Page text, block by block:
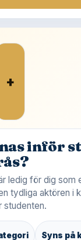
+
inför
ledig för dig som
tydliga aktören i
studenten.
Syns på